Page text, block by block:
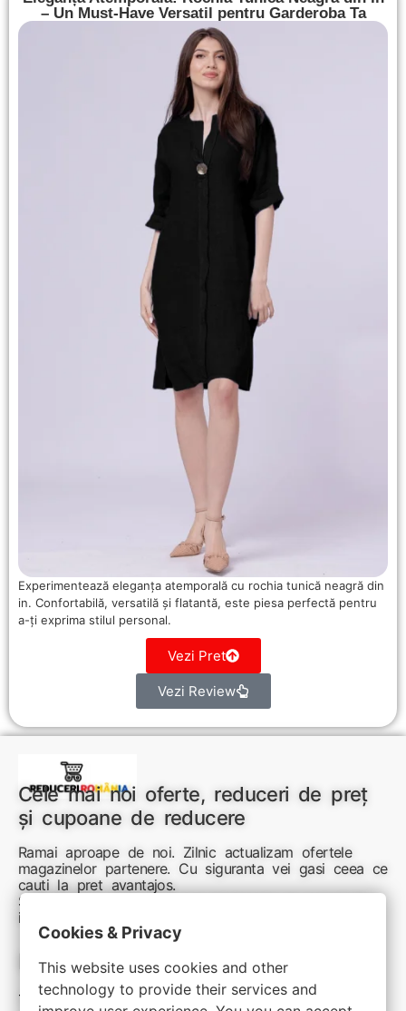
– Un Must-Have Versatil pentru Garderoba Ta
Experimentează eleganța atemporală cu rochia tunică neagră din
in. Confortabilă, versatilă și flatantă, este piesa perfectă pentru
a-ți exprima stilul personal.
Vezi Pret
Vezi Review
Cele mai noi oferte, reduceri de preț
și cupoane de reducere
Ramai aproape de noi. Zilnic actualizam ofertele
magazinelor partenere. Cu siguranta vei gasi ceea ce
cauti la pret avantajos.
Sunteti aici pentru reduceri inteligente si cumpărături
inspirate
Link-uri utile:
Termeni si conditii
Cookies & Privacy
This website uses cookies and other
technology to provide their services and